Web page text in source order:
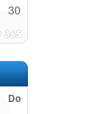
30
Do